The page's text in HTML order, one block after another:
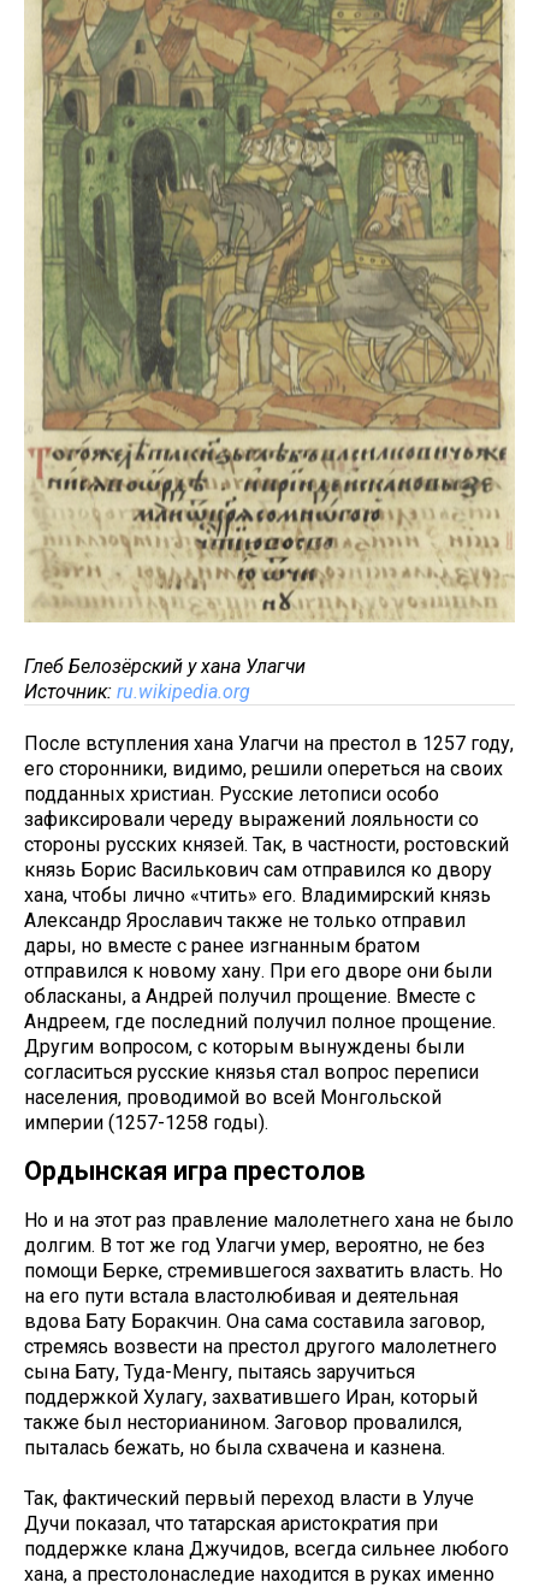
Глеб Белозёрский у хана Улагчи
Источник: ru.wikipedia.org
После вступления хана Улагчи на престол в 1257 году,
его сторонники, видимо, решили опереться на своих
подданных христиан. Русские летописи особо
зафиксировали череду выражений лояльности со
стороны русских князей. Так, в частности, ростовский
князь Борис Василькович сам отправился ко двору
хана, чтобы лично «чтить» его. Владимирский князь
Александр Ярославич также не только отправил
дары, но вместе с ранее изгнанным братом
отправился к новому хану. При его дворе они были
обласканы, а Андрей получил прощение. Вместе с
Андреем, где последний получил полное прощение.
Другим вопросом, с которым вынуждены были
согласиться русские князья стал вопрос переписи
населения, проводимой во всей Монгольской
империи (1257-1258 годы).
Ордынская игра престолов
Но и на этот раз правление малолетнего хана не было
долгим. В тот же год Улагчи умер, вероятно, не без
помощи Берке, стремившегося захватить власть. Но
на его пути встала властолюбивая и деятельная
вдова Бату Боракчин. Она сама составила заговор,
стремясь возвести на престол другого малолетнего
сына Бату, Туда-Менгу, пытаясь заручиться
поддержкой Хулагу, захватившего Иран, который
также был несторианином. Заговор провалился,
пыталась бежать, но была схвачена и казнена.
Так, фактический первый переход власти в Улуче
Дучи показал, что татарская аристократия при
поддержке клана Джучидов, всегда сильнее любого
хана, а престолонаследие находится в руках именно